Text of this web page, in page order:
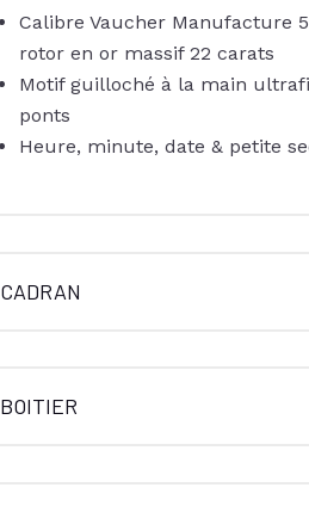
Calibre Vaucher Manufacture
rotor en or massif 22 carats
Motif guilloché à la main
ponts
Heure, minute, date & petite
CADRAN
BOITIER